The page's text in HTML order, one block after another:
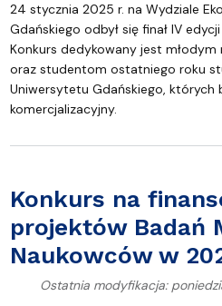
24 stycznia 2025 r. na Wydziale
Gdańskiego odbył się finał IV
Konkurs dedykowany jest
oraz studentom ostatniego roku
Uniwersytetu Gdańskiego, których
komercjalizacyjny.
Konkurs na
projektów Badań
Naukowców w
Ostatnia modyfikacja: